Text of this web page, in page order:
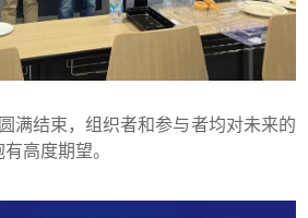
满结束，组织者和参与者均对未来的
高度期望。